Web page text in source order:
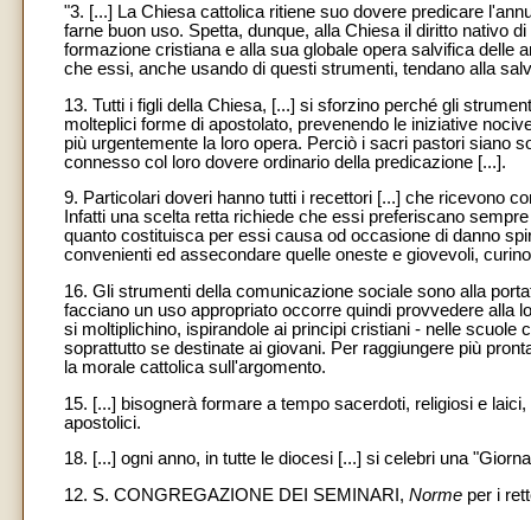
"3. [...] La Chiesa cattolica ritiene suo dovere predicare
farne buon uso. Spetta, dunque, alla Chiesa il diritto nativo
formazione cristiana e alla sua globale opera salvifica delle
che essi, anche usando di questi strumenti, tendano alla
13. Tutti i figli della Chiesa, [...] si sforzino perché gli
molteplici forme di apostolato, prevenendo le iniziative
più urgentemente la loro opera. Perciò i sacri pastori siano
connesso col loro dovere ordinario della predicazione [...].
9. Particolari doveri hanno tutti i recettori [...] che ricevono
Infatti una scelta retta richiede che essi preferiscano
quanto costituisca per essi causa od occasione di danno
convenienti ed assecondare quelle oneste e giovevoli,
16. Gli strumenti della comunicazione sociale sono alla
facciano un uso appropriato occorre quindi provvedere alla
si moltiplichino, ispirandole ai principi cristiani - nelle scuole
soprattutto se destinate ai giovani. Per raggiungere più
la morale cattolica sull'argomento.
15. [...] bisognerà formare a tempo sacerdoti, religiosi e
apostolici.
18. [...] ogni anno, in tutte le diocesi [...] si celebri una
12. S. CONGREGAZIONE DEI SEMINARI, Norme per i